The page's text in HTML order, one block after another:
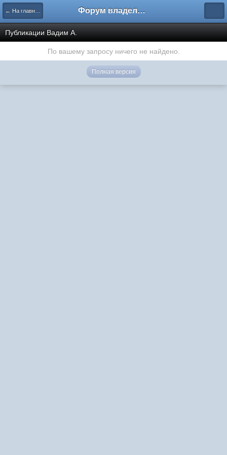
← На главную Форум владельцев интернет-магазинов
Публикации Вадим А.
По вашему запросу ничего не найдено.
Полная версия